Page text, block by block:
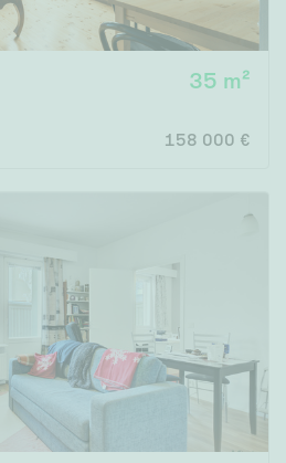
35 m²
158 000 €